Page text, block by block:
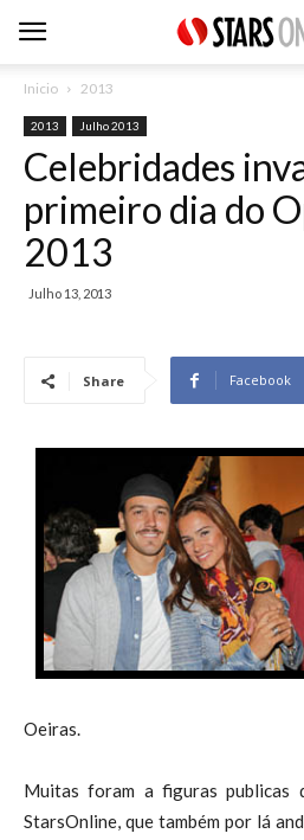
Inicio 2013
2013 Julho 2013
Celebridades
primeiro dia do
2013
Julho 13, 2013
Share Facebook
Oeiras.
Muitas foram a figuras publicas
StarsOnline, que também por lá